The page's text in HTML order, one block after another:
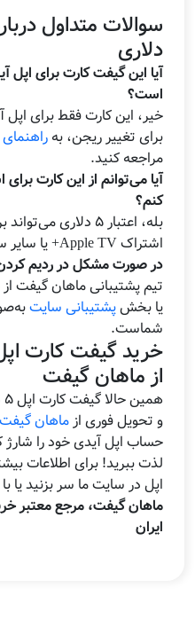
دلاری
آیا این گیفت کارت برای اپل
است؟
خیر، این کارت فقط برای اپل
برای تغییر ریجن، به
مراجعه کنید.
کنم؟
بله، اعتبار 5
اشتراک Apple TV+ یا سایر سرویس‌های اپل استفاده شود.
در صورت مشکل در ردیم
تیم پشتیبانی ماهان گیفت
یا بخشپشتیبانی سایت
شماست.
از ماهان گیفت
و تحویل فوری ازماهان گیفت
حساب اپل آیدی خود را شارژ
لذت ببرید! برای اطلاعات
اپل در سایت ما سر بزنید یا
ماهان گیفت، مرجع معتبر
ایران